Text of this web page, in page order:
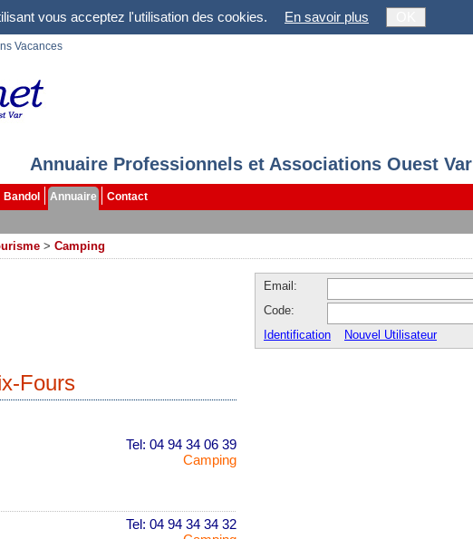
vous acceptez l'utilisation des cookies. En savoir plus
Vacances
Annuaire Professionnels et Associations Ouest Var
Bandol Annuaire
Contact
> Camping
Fours
Tel: 04 94 34 06 39
Camping
Tel: 04 94 34 34 32
Email:
Code:
Identification
Nouvel Utilisateur